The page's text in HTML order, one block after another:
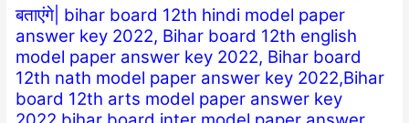
बताएंगे| bihar board 12th hindi model paper
answer key 2022, Bihar board 12th english
model paper answer key 2022, Bihar board
12th nath model paper answer key 2022,Bihar
board 12th arts model paper answer key